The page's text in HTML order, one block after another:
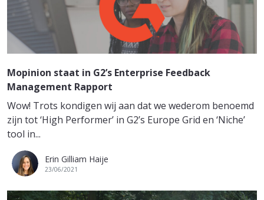
Mopinion staat in G2’s Enterprise Feedback
Management Rapport
Wow! Trots kondigen wij aan dat we wederom benoemd
zijn tot ‘High Performer’ in G2’s Europe Grid en ‘Niche’
tool in...
Erin Gilliam Haije
23/06/2021